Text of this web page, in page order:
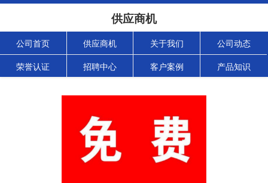
供应商机
公司首页 供应商机 关于我们 公司动态
荣誉认证 招聘中心 客户案例 产品知识